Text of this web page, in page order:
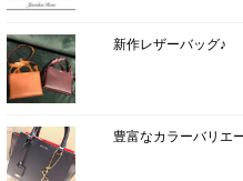
新作レザーバッグ♪
豊富なカラーバリエ